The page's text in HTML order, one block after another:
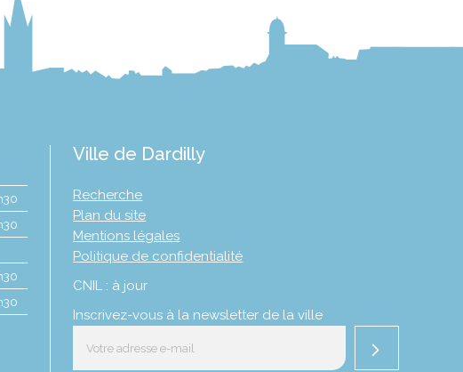
Ville de Dardilly
Recherche
Plan du site
Mentions légales
Politique de confidentialité
CNIL : à jour
Inscrivez-vous à la newsletter de la ville